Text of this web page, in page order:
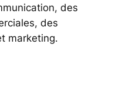
des
des
marketing.